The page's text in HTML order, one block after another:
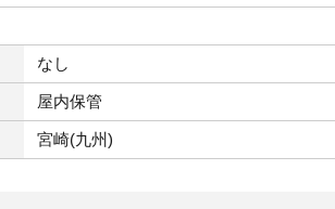
なし
屋内保管
宮崎(九州)